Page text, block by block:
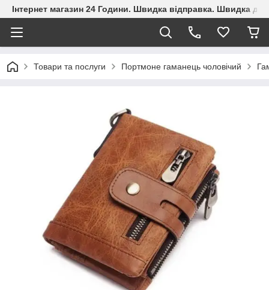
Інтернет магазин 24 Години. Швидка відправка. Швидка
Товари та послуги Портмоне гаманець чоловічий